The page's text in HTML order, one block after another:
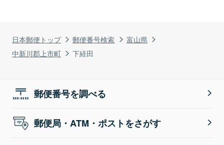
日本郵便トップ 郵便番号検索
富山県
中新川郡上市町
下経田
郵便番号を調べる
郵便局・ATM・ポストをさがす